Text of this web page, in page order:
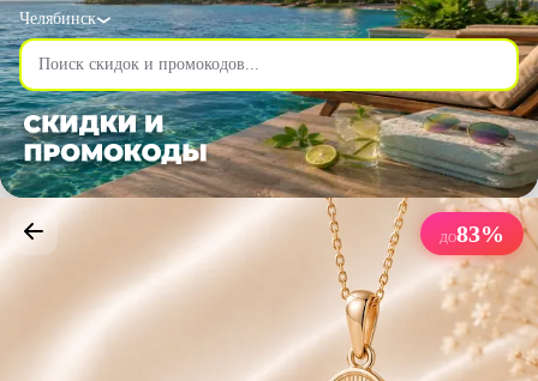
Челябинск
ДО83%